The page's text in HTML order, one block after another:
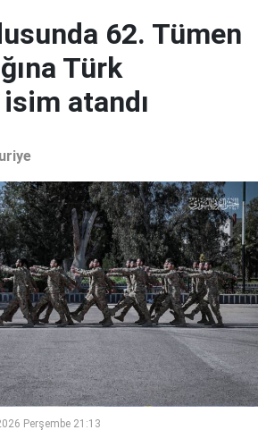
62. Tümen
Türk
atandı
Perşembe 21:13